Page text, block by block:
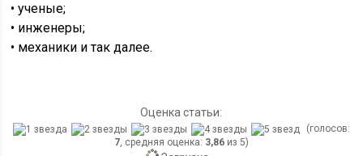
• ученые;
• инженеры;
• механики и так далее.
Оценка статьи:
(голосов:
7, средняя оценка: 3,86из 5)